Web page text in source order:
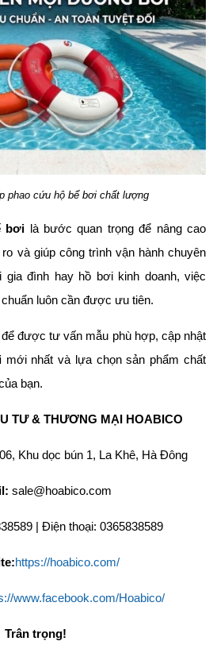
phao cứu hộ bể bơi chất lượng
bơi là bước quan trọng để nâng cao
và giúp công trình vận hành chuyên
gia đình hay hồ bơi kinh doanh, việc
luôn cần được ưu tiên.
được tư vấn mẫu phù hợp, cập nhật
mới nhất và lựa chọn sản phẩm chất
bạn.
TƯ & THƯƠNG MẠI HOABICO
Khu dọc bún 1, La Khê, Hà Đông
sale@hoabico.com
| Điện thoại: 0365838589
https://hoabico.com/
www.facebook.com/Hoabico/
Trân trọng!